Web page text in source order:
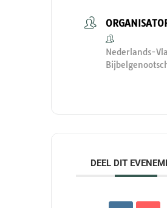
Nederlands-
DEEL DIT